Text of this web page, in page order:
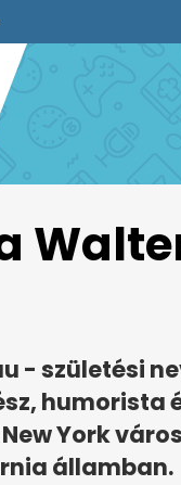
- születési
humorista
York
államban.